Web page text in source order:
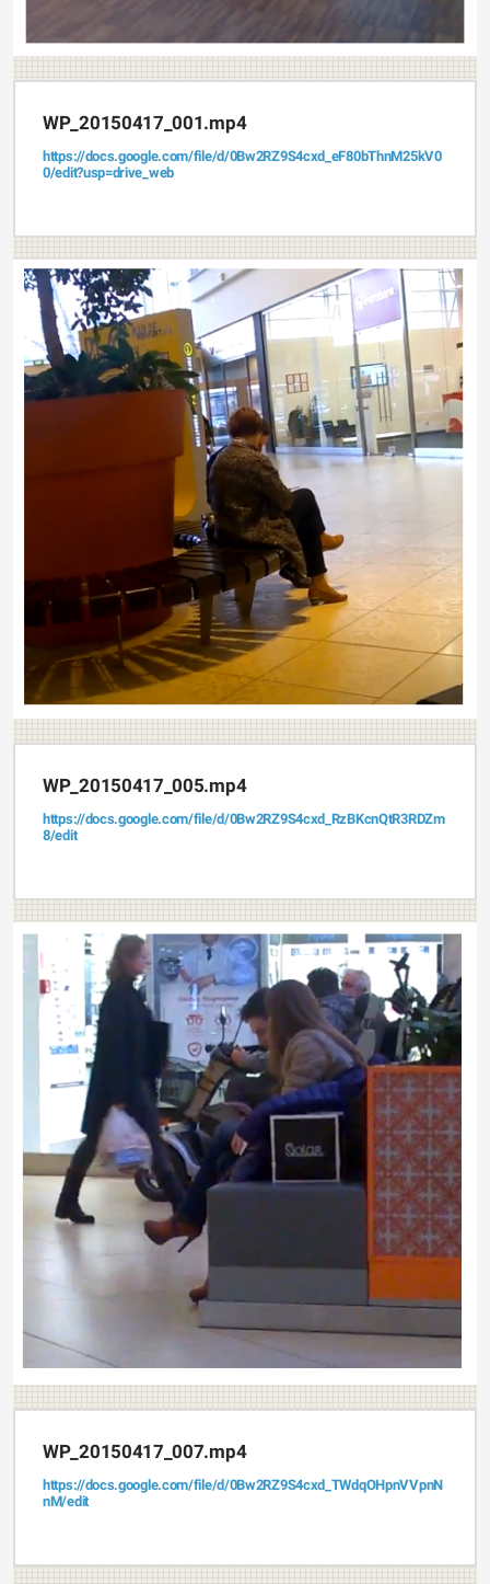
WP_20150417_001.mp4
https://docs.google.com/file/d/0Bw2RZ9S4cxd_eF80bThnM25kV0
0/edit?usp=drive_web
WP_20150417_005.mp4
https://docs.google.com/file/d/0Bw2RZ9S4cxd_RzBKcnQtR3RDZm
8/edit
WP_20150417_007.mp4
https://docs.google.com/file/d/0Bw2RZ9S4cxd_TWdqOHpnVVpnN
nM/edit